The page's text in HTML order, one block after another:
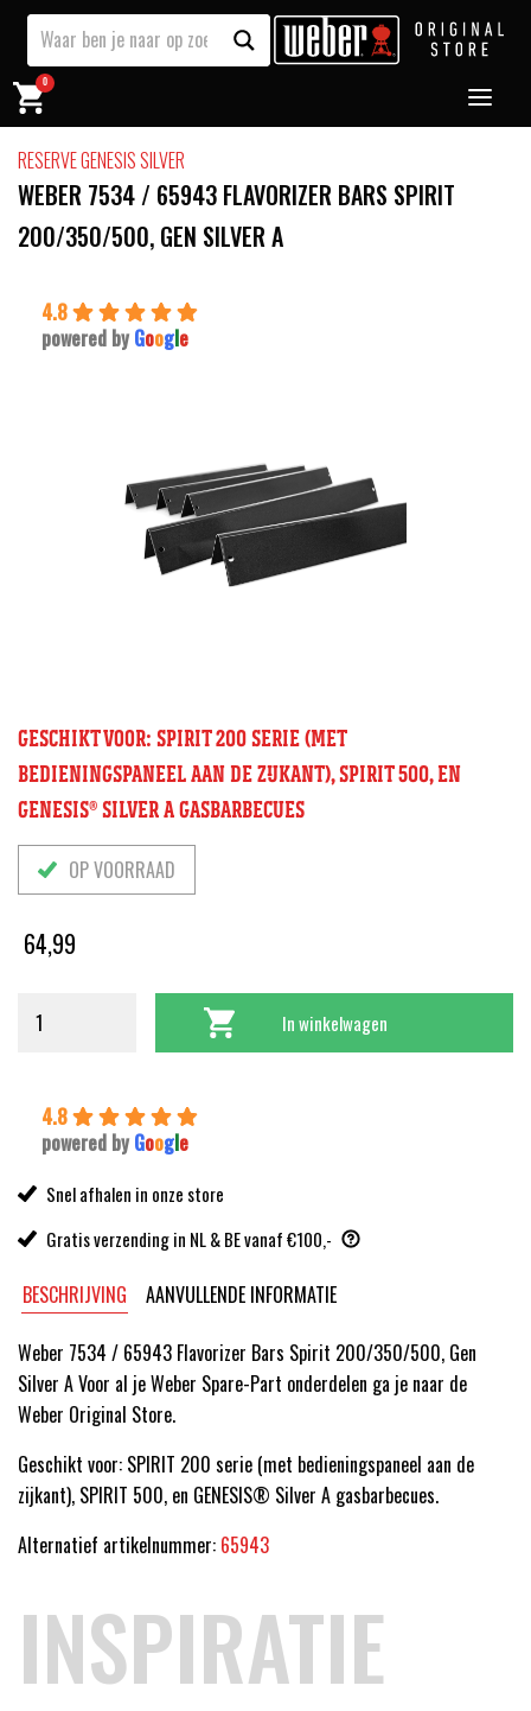
0
RESERVE GENESIS SILVER
WEBER 7534 / 65943 FLAVORIZER BARS SPIRIT
200/350/500, GEN SILVER A
4.8
powered by Google
GESCHIKT VOOR: SPIRIT 200 SERIE (MET
BEDIENINGSPANEEL AAN DE ZIJKANT), SPIRIT 500, EN
GENESIS® SILVER A GASBARBECUES
OP VOORRAAD
64,99
In winkelwagen
4.8
powered by Google
Snel afhalen in onze store
Gratis verzending in NL & BE vanaf €100,-
BESCHRIJVING AANVULLENDE INFORMATIE
Weber 7534 / 65943 Flavorizer Bars Spirit 200/350/500, Gen
Silver A Voor al je Weber Spare-Part onderdelen ga je naar de
Weber Original Store.
Geschikt voor: SPIRIT 200 serie (met bedieningspaneel aan de
zijkant), SPIRIT 500, en GENESIS® Silver A gasbarbecues.
Alternatief artikelnummer: 65943
INSPIRATIE